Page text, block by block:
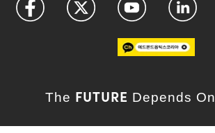
The FUTURE Depends